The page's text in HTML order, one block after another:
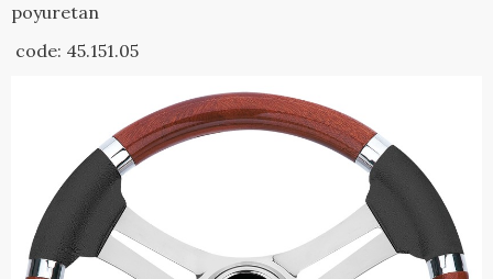
poyuretan
code: 45.151.05